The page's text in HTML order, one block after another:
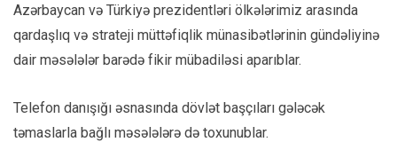
Azərbaycan və Türkiyə prezidentləri ölkələrimiz arasında
qardaşlıq və strateji müttəfiqlik münasibətlərinin gündəliyinə
dair məsələlər barədə fikir mübadiləsi aparıblar.
Telefon danışığı əsnasında dövlət başçıları gələcək
təmaslarla bağlı məsələlərə də toxunublar.